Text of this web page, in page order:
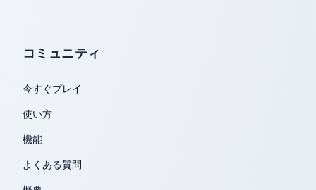
コミュニティ
今すぐプレイ
使い方
機能
よくある質問